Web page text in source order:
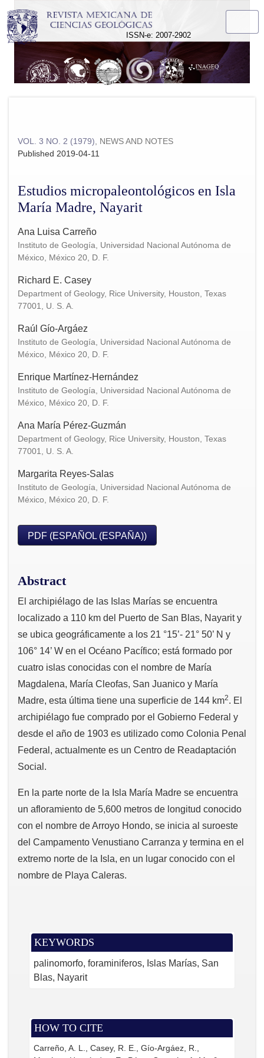
ISSN-e: 2007-2902
VOL. 3 NO. 2 (1979) NEWS AND NOTES
Estudios micropaleontológicos en Isla
María Madre, Nayarit
Published 2019-04-11
Ana Luisa Carreño
Instituto de Geología, Universidad Nacional Autónoma de
México, México 20, D. F.
Richard E. Casey
Department of Geology, Rice University, Houston, Texas
77001, U. S. A.
Raúl Gío-Argáez
Instituto de Geología, Universidad Nacional Autónoma de
México, México 20, D. F.
Enrique Martínez-Hernández
Instituto de Geología, Universidad Nacional Autónoma de
México, México 20, D. F.
Ana María Pérez-Guzmán
Department of Geology, Rice University, Houston, Texas
77001, U. S. A.
Margarita Reyes-Salas
Instituto de Geología, Universidad Nacional Autónoma de
México, México 20, D. F.
PDF (ESPAÑOL (ESPAÑA))
KEYWORDS
palinomorfo, foraminiferos, Islas Marías, San
Blas, Nayarit
HOW TO CITE
Carreño, A. L., Casey, R. E., Gío-Argáez, R.,
Abstract
El archipiélago de las Islas Marías se encuentra
localizado a 110 km del Puerto de San Blas, Nayarit y
se ubica geográficamente a los 21 °15’- 21° 50’ N y
106° 14’ W en el Océano Pacífico; está formado por
cuatro islas conocidas con el nombre de María
Magdalena, María Cleofas, San Juanico y María
Madre, esta última tiene una superficie de 144 km2. El
archipiélago fue comprado por el Gobierno Federal y
desde el año de 1903 es utilizado como Colonia Penal
Federal, actualmente es un Centro de Readaptación
Social.
En la parte norte de la Isla María Madre se encuentra
un afloramiento de 5,600 metros de longitud conocido
con el nombre de Arroyo Hondo, se inicia al suroeste
del Campamento Venustiano Carranza y termina en el
extremo norte de la Isla, en un lugar conocido con el
nombre de Playa Caleras.